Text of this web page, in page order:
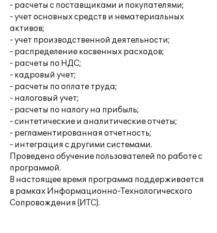
- расчеты с поставщиками и покупателями;
- учет основных средств и нематериальных
активов;
- учет производственной деятельности;
- распределение косвенных расходов;
- расчеты по НДС;
- кадровый учет;
- расчеты по оплате труда;
- налоговый учет;
- расчеты по налогу на прибыль;
- синтетические и аналитические отчеты;
- регламентированная отчетность;
- интеграция с другими системами.
Проведено обучение пользователей по работе с
программой.
В настоящее время программа поддерживается
в рамках Информационно-Технологического
Сопровождения (ИТС).